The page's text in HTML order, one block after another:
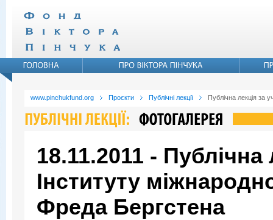
www.pinchukfund.org Проєкти Публічні лекції Публічна лекція за
18.11.2011 - Публічна
Інституту
Фреда Бергстена